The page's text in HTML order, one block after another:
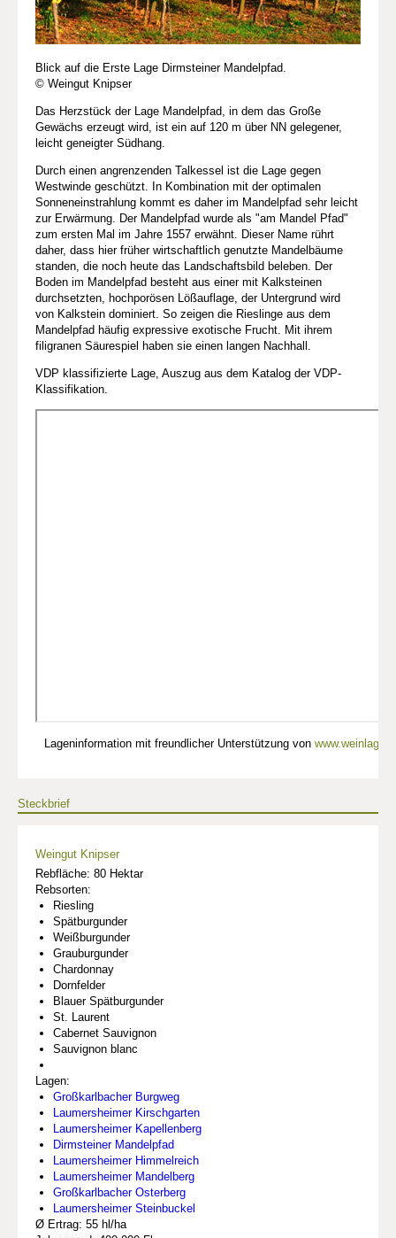
Blick auf die Erste Lage Dirmsteiner Mandelpfad.
© Weingut Knipser
Das Herzstück der Lage Mandelpfad, in dem das Große
Gewächs erzeugt wird, ist ein auf 120 m über NN gelegener,
leicht geneigter Südhang.
Durch einen angrenzenden Talkessel ist die Lage gegen
Westwinde geschützt. In Kombination mit der optimalen
Sonneneinstrahlung kommt es daher im Mandelpfad sehr leicht
zur Erwärmung. Der Mandelpfad wurde als "am Mandel Pfad"
zum ersten Mal im Jahre 1557 erwähnt. Dieser Name rührt
daher, dass hier früher wirtschaftlich genutzte Mandelbäume
standen, die noch heute das Landschaftsbild beleben. Der
Boden im Mandelpfad besteht aus einer mit Kalksteinen
durchsetzten, hochporösen Lößauflage, der Untergrund wird
von Kalkstein dominiert. So zeigen die Rieslinge aus dem
Mandelpfad häufig expressive exotische Frucht. Mit ihrem
filigranen Säurespiel haben sie einen langen Nachhall.
VDP klassifizierte Lage, Auszug aus dem Katalog der VDP-
Klassifikation.
Lageninformation mit freundlicher Unterstützung von
Steckbrief
Weingut Knipser
Rebfläche: 80 Hektar
Rebsorten:
Riesling
Spätburgunder
Weißburgunder
Grauburgunder
Chardonnay
Dornfelder
Blauer Spätburgunder
St. Laurent
Cabernet Sauvignon
Sauvignon blanc
Lagen:
Großkarlbacher Burgweg
Laumersheimer Kirschgarten
Laumersheimer Kapellenberg
Dirmsteiner Mandelpfad
Laumersheimer Himmelreich
Laumersheimer Mandelberg
Großkarlbacher Osterberg
Laumersheimer Steinbuckel
Ø Ertrag: 55 hl/ha